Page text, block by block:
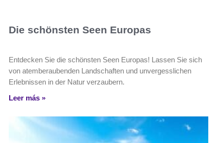
Die schönsten Seen Europas
Entdecken Sie die schönsten Seen Europas! Lassen Sie sich
von atemberaubenden Landschaften und unvergesslichen
Erlebnissen in der Natur verzaubern.
Leer más »